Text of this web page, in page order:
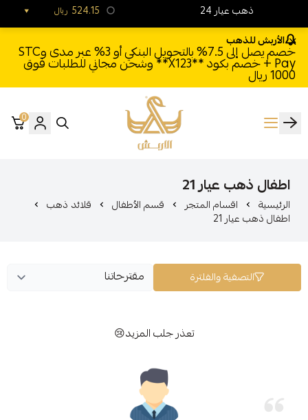
الأربش للذهب
خصم يصل إلى 7.5% بالتحويل البنكي أو 3% عبر مدى وSTC
Pay + خصم بكود **X123** وشحن مجاني للطلبات فوق
1000 ريال
الأربش للذهب
0
اطفال ذهب عيار 21
الرئيسية اقسام المتجر قسم الأطفال قلائد ذهب
اطفال ذهب عيار 21
التصفية والفلترة
تعذر جلب المزيد😢
24 ذهب عيار ريال 524.15